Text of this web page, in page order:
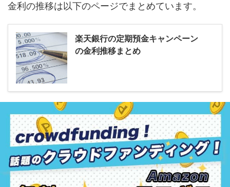
金利の推移は以下のページでまとめています。
楽天銀行の定期預金キャンペーン
の金利推移まとめ